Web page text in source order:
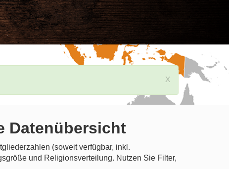
x
Datenübersicht
(soweit verfügbar, inkl.
und Religionsverteilung. Nutzen Sie Filter,